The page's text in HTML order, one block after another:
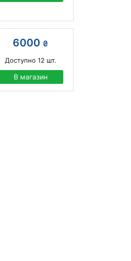
6000 ₴
Доступно 12 шт.
В магазин